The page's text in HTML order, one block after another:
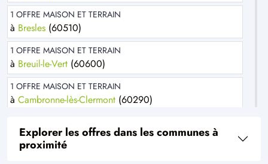
1 OFFRE MAISON ET TERRAIN
à Bresles (60510)
1 OFFRE MAISON ET TERRAIN
à Breuil-le-Vert (60600)
1 OFFRE MAISON ET TERRAIN
à Cambronne-lès-Clermont (60290)
Clermont(60600)
Explorer les offres dans les communes à
proximité